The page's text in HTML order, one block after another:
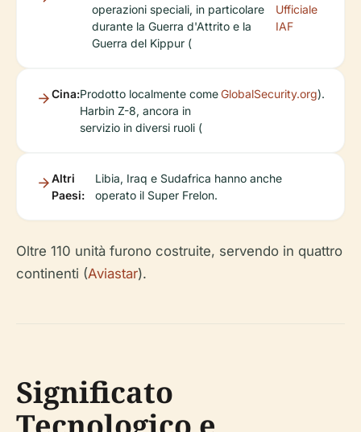
operazioni speciali, in particolare
durante la Guerra d'Attrito e la
Guerra del Kippur (
Ufficiale
IAF
Cina:Prodotto localmente come
Harbin Z-8, ancora in
servizio in diversi ruoli (
GlobalSecurity.org).
Altri
Paesi:
Libia, Iraq e Sudafrica hanno anche
operato il Super Frelon.
Oltre 110 unità furono costruite, servendo in quattro
continenti (Aviastar).
Significato